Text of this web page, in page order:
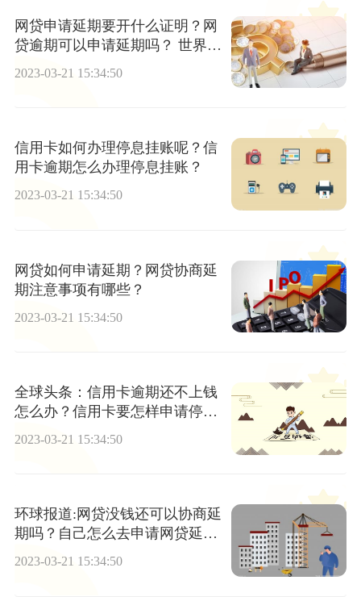
网贷申请延期要开什么证明？网
贷逾期可以申请延期吗？ 世界报
2023-03-21 15:34:50
信用卡如何办理停息挂账呢？信
用卡逾期怎么办理停息挂账？
2023-03-21 15:34:50
网贷如何申请延期？网贷协商延
期注意事项有哪些？
2023-03-21 15:34:50
全球头条：信用卡逾期还不上钱
怎么办？信用卡要怎样申请停息
2023-03-21 15:34:50
环球报道:网贷没钱还可以协商延
期吗？自己怎么去申请网贷延
期？
2023-03-21 15:34:50